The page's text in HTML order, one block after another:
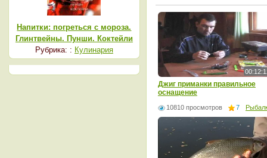
Джиг приманки правильное
оснащение
10810 просмотров 7
Напитки: погреться с мороза.
Глинтвейны. Пунши. Коктейли
Рубрика: : Кулинария